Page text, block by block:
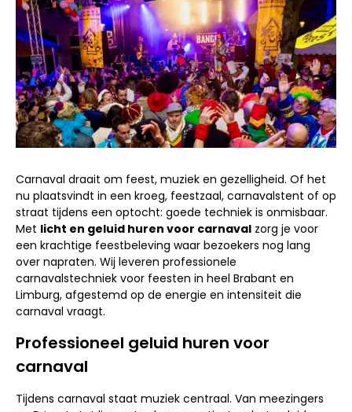
Carnaval draait om feest, muziek en gezelligheid. Of het
nu plaatsvindt in een kroeg, feestzaal, carnavalstent of op
straat tijdens een optocht: goede techniek is onmisbaar.
Met licht en geluid huren voor carnaval zorg je voor
een krachtige feestbeleving waar bezoekers nog lang
over napraten. Wij leveren professionele
carnavalstechniek voor feesten in heel Brabant en
Limburg, afgestemd op de energie en intensiteit die
carnaval vraagt.
Professioneel geluid huren voor
carnaval
Tijdens carnaval staat muziek centraal. Van meezingers